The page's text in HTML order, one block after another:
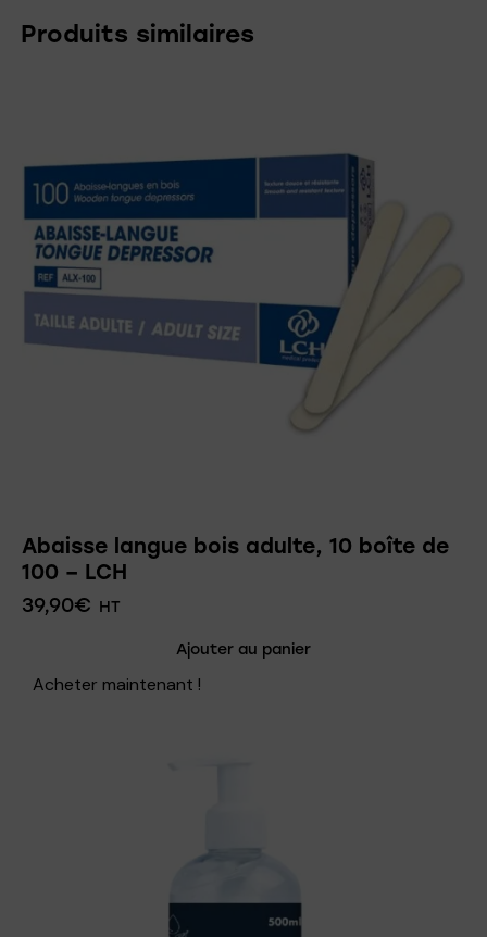
Produits similaires
Abaisse langue bois adulte, 10 boîte de
100 – LCH
39,90€ HT
Ajouter au panier
Acheter maintenant !